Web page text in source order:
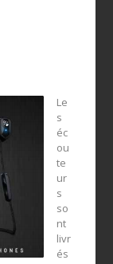
Le
s
éc
ou
te
ur
s
so
nt
livr
és